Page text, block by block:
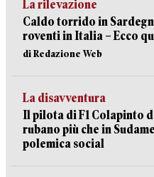
La rilevazione
Caldo torrido in
roventi in Italia – Ecco
di Redazione Web
La disavventura
Il pilota di F1 Colapinto
rubano più che in
polemica social